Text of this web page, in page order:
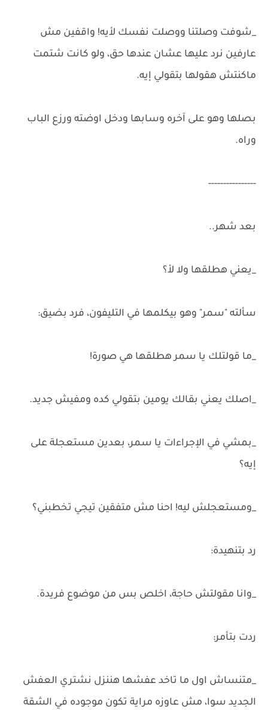
_شوفت وصلتنا ووصلت نفسك لأيه! واقفين مش
عارفين نرد عليها عشان عندها حق، ولو كانت شتمت
ماكنتش هقولها بتقولي إيه.
بصلها وهو على آخره وسابها ودخل اوضته ورزع الباب
وراه.
----------------
بعد شهر..
_يعني هطلقها ولا لأ؟
سألته "سمر" وهو بيكلمها في التليفون، فرد بضيق:
_ما قولتلك يا سمر هطلقها هي صورة!
_اصلك يعني بقالك يومين بتقولي كده ومفيش جديد.
_بمشي في الإجراءات يا سمر، بعدين مستعجلة على
إيه؟
_ومستعجلش ليه! احنا مش متفقين تيجي تخطبني؟
رد بتنهيدة:
_وانا مقولتش حاجة، اخلص بس من موضوع فريدة.
ردت بتأمر:
_متنساش اول ما تاخد عفشها هننزل نشتري العفش
الجديد سوا، مش عاوزه مراية تكون موجوده في الشقة